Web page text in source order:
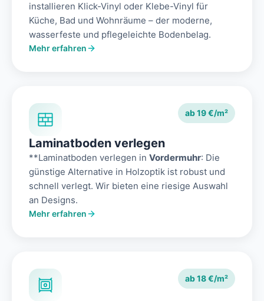
installieren Klick-Vinyl oder Klebe-Vinyl für
Küche, Bad und Wohnräume – der moderne,
wasserfeste und pflegeleichte Bodenbelag.
Mehr erfahren
ab 19 €/m²
Laminatboden verlegen
**Laminatboden verlegen in Vordermuhr: Die
günstige Alternative in Holzoptik ist robust und
schnell verlegt. Wir bieten eine riesige Auswahl
an Designs.
Mehr erfahren
ab 18 €/m²